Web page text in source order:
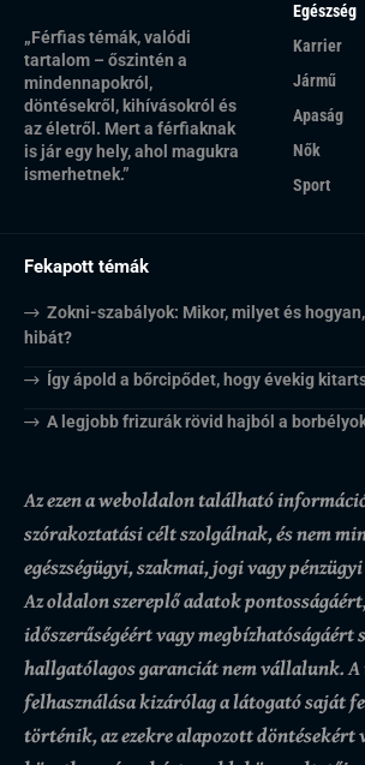
„Férfias témák, valódi
tartalom – őszintén a
mindennapokról,
döntésekről, kihívásokról és
az életről. Mert a férfiaknak
is jár egy hely, ahol magukra
ismerhetnek.”
Egészség
Karrier
Jármű
Apaság
Nők
Sport
Fekapott témák
Zokni-szabályok: Mikor, milyet és
hibát?
Így ápold a bőrcipődet, hogy évekig
A legjobb frizurák rövid hajból a
Az ezen a weboldalon található
szórakoztatási célt szolgálnak, és nem
egészségügyi, szakmai, jogi vagy
Az oldalon szereplő adatok
időszerűségéért vagy megbízhatóságáért
hallgatólagos garanciát nem vállalunk.
felhasználása kizárólag a látogató saját
történik, az ezekre alapozott döntésekért